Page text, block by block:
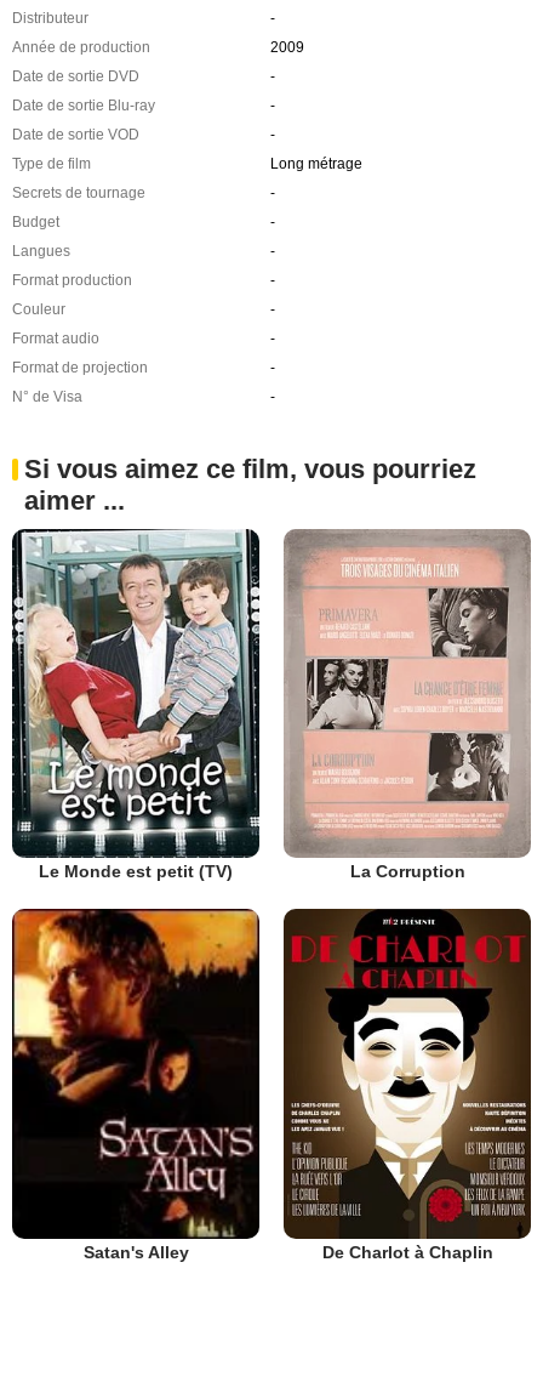
Distributeur
-
Année de production
2009
Date de sortie DVD
-
Date de sortie Blu-ray
-
Date de sortie VOD
-
Type de film
Long métrage
Secrets de tournage
-
Budget
-
Langues
-
Format production
-
Couleur
-
Format audio
-
Format de projection
-
N° de Visa
-
Si vous aimez ce film, vous pourriez
aimer ...
Le Monde est petit (TV) La Corruption
Satan's Alley De Charlot à Chaplin